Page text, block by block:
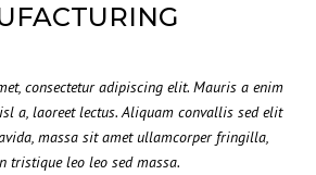
consectetur adipiscing elit. Mauris a enim
a, laoreet lectus. Aliquam convallis sed elit
massa sit amet ullamcorper fringilla,
tristique leo leo sed massa.